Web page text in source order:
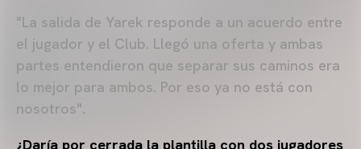
"La salida de Yarek responde a un acuerdo entre
el jugador y el Club. Llegó una oferta y ambas
partes entendieron que separar sus caminos era
lo mejor para ambos. Por eso ya no está con
nosotros".
¿Daría por cerrada la plantilla con dos jugadores